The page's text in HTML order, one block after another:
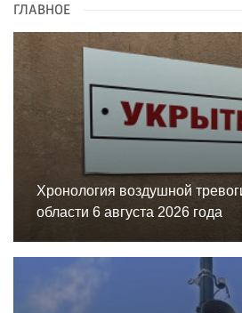
ГЛАВНОЕ
Хронология воздушной
области 6 августа 2026 года